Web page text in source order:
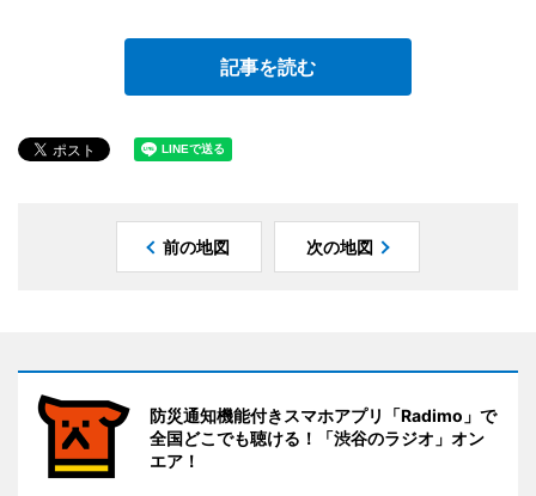
記事を読む
前の地図 次の地図
防災通知機能付きスマホアプリ「Radimo」で
全国どこでも聴ける！「渋谷のラジオ」オン
エア！